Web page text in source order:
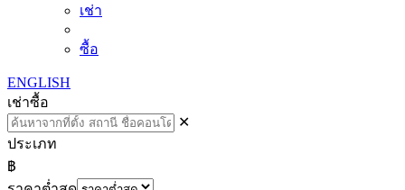
เช่า
ซื้อ
ENGLISH
เช่าซื้อ
✕
ประเภท
฿